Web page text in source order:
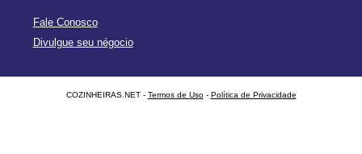
Fale Conosco
Divulgue seu négocio
COZINHEIRAS.NET - Termos de Uso- Política de Privacidade